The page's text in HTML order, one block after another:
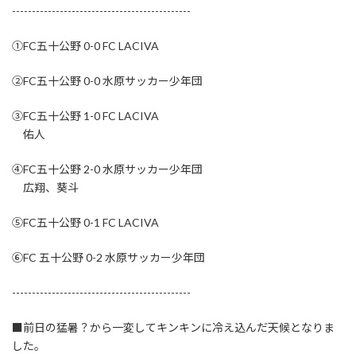
---------------------------------------------
①FC五十公野 0-0 FC LACIVA
②FC五十公野 0-0 水原サッカー少年団
③FC五十公野 1-0 FC LACIVA
佑人
④FC五十公野 2-0 水原サッカー少年団
広翔、葵斗
⑤FC五十公野 0-1 FC LACIVA
⑥FC 五十公野 0-2 水原サッカー少年団
---------------------------------------------
■前日の猛暑？から一変してキンキンに冷え込んだ天候となりま
した。